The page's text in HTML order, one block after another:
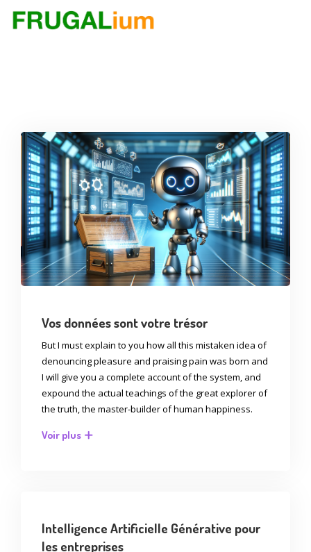
Vos données sont votre trésor
But I must explain to you how all this mistaken idea of
denouncing pleasure and praising pain was born and
I will give you a complete account of the system, and
expound the actual teachings of the great explorer of
the truth, the master-builder of human happiness.
Voir plus
Intelligence Artificielle Générative pour
les entreprises